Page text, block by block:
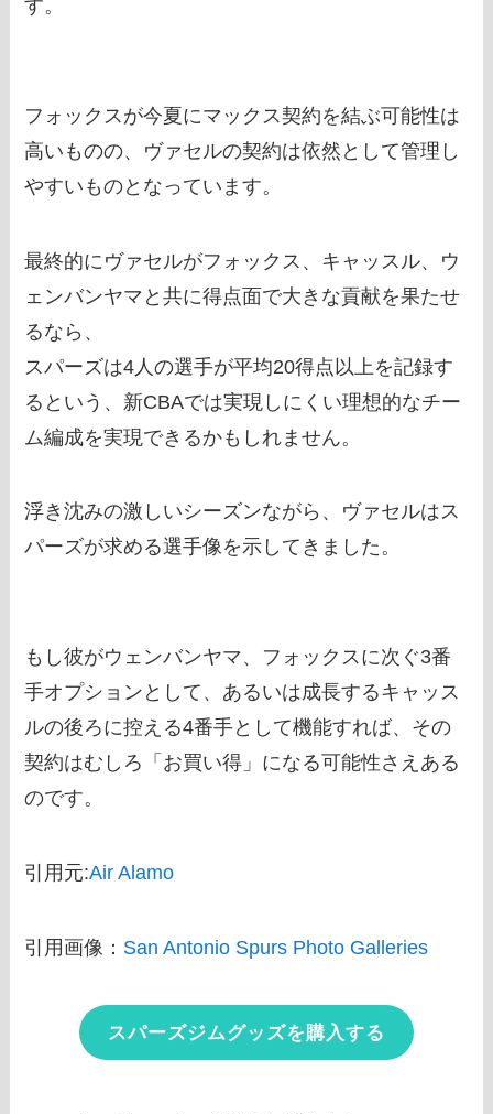
す。
フォックスが今夏にマックス契約を結ぶ可能性は
高いものの、ヴァセルの契約は依然として管理し
やすいものとなっています。
最終的にヴァセルがフォックス、キャッスル、ウ
ェンバンヤマと共に得点面で大きな貢献を果たせ
るなら、
スパーズは4人の選手が平均20得点以上を記録す
るという、新CBAでは実現しにくい理想的なチー
ム編成を実現できるかもしれません。
浮き沈みの激しいシーズンながら、ヴァセルはス
パーズが求める選手像を示してきました。
もし彼がウェンバンヤマ、フォックスに次ぐ3番
手オプションとして、あるいは成長するキャッス
ルの後ろに控える4番手として機能すれば、その
契約はむしろ「お買い得」になる可能性さえある
のです。
引用元:Air Alamo
引用画像： San Antonio Spurs Photo Galleries
スパーズジムグッズを購入する